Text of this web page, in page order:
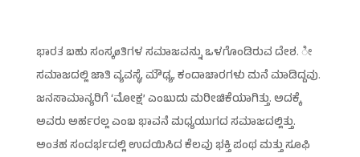
ಭಾರತ ಬಹು ಸಂಸ್ಕøತಿಗಳ ಸಮಾಜವನ್ನು ಒಳಗೊಂಡಿರುವ ದೇಶ. ೀ
ಸಮಾಜದಲ್ಲಿ ಜಾತಿ ವ್ಯವಸ್ಥೆ, ಮೌಢ್ಯ, ಕಂದಾಚಾರಗಳು ಮನೆ ಮಾಡಿದ್ದವು.
ಜನಸಾಮಾನ್ಯರಿಗೆ ‘ಮೋಕ್ಷ’ ಎಂಬುದು ಮರೀಚಿಕೆಯಾಗಿತ್ತು. ಅದಕ್ಕೆ
ಅವರು ಅರ್ಹರಲ್ಲ ಎಂಬ ಭಾವನೆ ಮಧ್ಯಯುಗದ ಸಮಾಜದಲ್ಲಿತ್ತು.
ಅಂತಹ ಸಂದರ್ಭದಲ್ಲಿ ಉದಯಿಸಿದ ಕೆಲವು ಭಕ್ತಿ ಪಂಥ ಮತ್ತು ಸೂಫಿ